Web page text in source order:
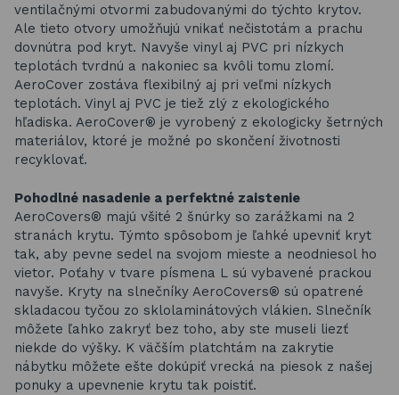
ventilačnými otvormi zabudovanými do týchto krytov.
Ale tieto otvory umožňujú vnikať nečistotám a prachu
dovnútra pod kryt. Navyše vinyl aj PVC pri nízkych
teplotách tvrdnú a nakoniec sa kvôli tomu zlomí.
AeroCover zostáva flexibilný aj pri veľmi nízkych
teplotách. Vinyl aj PVC je tiež zlý z ekologického
hľadiska. AeroCover® je vyrobený z ekologicky šetrných
materiálov, ktoré je možné po skončení životnosti
recyklovať.
Pohodlné nasadenie a perfektné zaistenie
AeroCovers® majú všité 2 šnúrky so zarážkami na 2
stranách krytu. Týmto spôsobom je ľahké upevniť kryt
tak, aby pevne sedel na svojom mieste a neodniesol ho
vietor. Poťahy v tvare písmena L sú vybavené prackou
navyše. Kryty na slnečníky AeroCovers® sú opatrené
skladacou tyčou zo sklolaminátových vlákien. Slnečník
môžete ľahko zakryť bez toho, aby ste museli liezť
niekde do výšky. K väčším platchtám na zakrytie
nábytku môžete ešte dokúpiť vrecká na piesok z našej
ponuky a upevnenie krytu tak poistiť.